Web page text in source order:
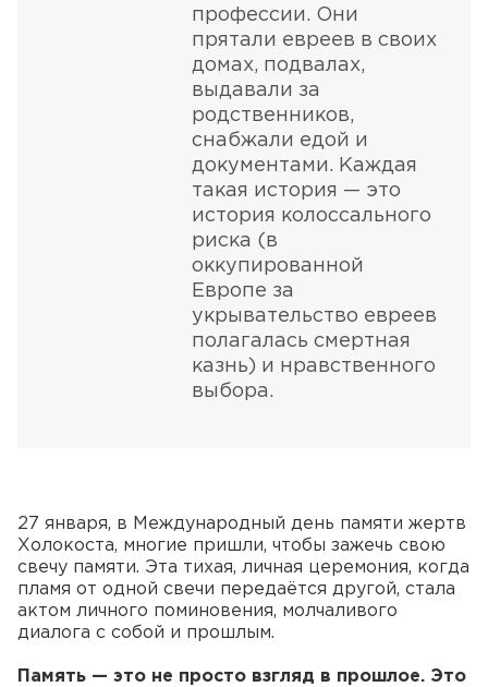
профессии. Они
прятали евреев в своих
домах, подвалах,
выдавали за
родственников,
снабжали едой и
документами. Каждая
такая история — это
история колоссального
риска (в
оккупированной
Европе за
укрывательство евреев
полагалась смертная
казнь) и нравственного
выбора.
27 января, в Международный день памяти жертв
Холокоста, многие пришли, чтобы зажечь свою
свечу памяти. Эта тихая, личная церемония, когда
пламя от одной свечи передаётся другой, стала
актом личного поминовения, молчаливого
диалога с собой и прошлым.
Память — это не просто взгляд в прошлое. Это